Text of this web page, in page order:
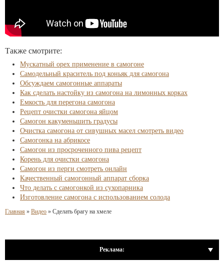
Также смотрите:
Мускатный орех применение в самогоне
Самодельный краситель под коньяк для самогона
Обсуждаем самогонные аппараты
Как сделать настойку из самогона на лимонных корках
Емкость для перегона самогона
Рецепт очистки самогона яйцом
Самогон какуменьшить градусы
Очистка самогона от сивушных масел смотреть видео
Самогонка на абрикосе
Самогон из просроченного пива рецепт
Корень для очистки самогона
Самогон из перги смотреть онлайн
Качественный самогонный аппарат сборка
Что делать с самогонкой из сухопарника
Изготовление самогона с использованием солода
Главная » Видео » Сделать брагу на хмеле
Реклама: